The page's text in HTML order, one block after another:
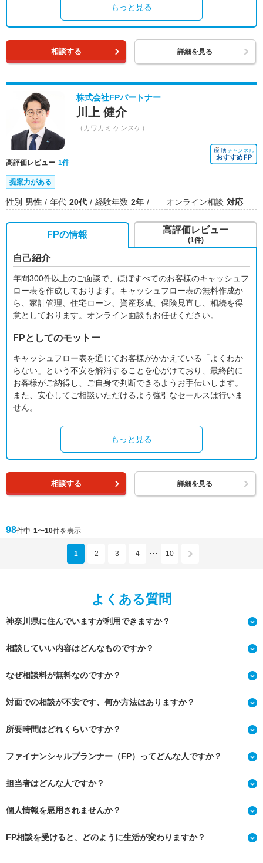
もっと見る
相談する 詳細を見る
株式会社FPパートナー
川上 健介
（カワカミ ケンスケ）
高評価レビュー 1件
提案力がある
性別 男性 年代 20代 経験年数 2年 オンライン相談 対応
FPの情報
自己紹介
年間300件以上のご面談で、ほぼすべてのお客様のキャッシュフ
ロー表を作成しております。キャッシュフロー表の無料作成か
ら、家計管理、住宅ローン、資産形成、保険見直し、相続を得
意としております。オンライン面談もお任せください。
FPとしてのモットー
キャッシュフロー表を通じてお客様がかかえている「よくわか
らない」という不安を解消することを心がけており、最終的に
お客様がご納得し、ご自身で判断できるようお手伝いします。
また、安心してご相談いただけるよう強引なセールスは行いま
せん。
もっと見る
高評価レビュー
(1件)
相談する 詳細を見る
98件中 1〜10件を表示
1 2 3 4 ･･･ 10
よくある質問
神奈川県に住んでいますが利用できますか？
相談していい内容はどんなものですか？
なぜ相談料が無料なのですか？
対面での相談が不安です、何か方法はありますか？
所要時間はどれくらいですか？
ファイナンシャルプランナー（FP）ってどんな人ですか？
担当者はどんな人ですか？
個人情報を悪用されませんか？
FP相談を受けると、どのように生活が変わりますか？